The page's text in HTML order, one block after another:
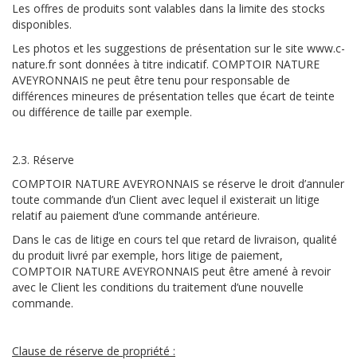
Les offres de produits sont valables dans la limite des stocks
disponibles.
Les photos et les suggestions de présentation sur le site www.c-
nature.fr sont données à titre indicatif. COMPTOIR NATURE
AVEYRONNAIS ne peut être tenu pour responsable de
différences mineures de présentation telles que écart de teinte
ou différence de taille par exemple.
2.3. Réserve
COMPTOIR NATURE AVEYRONNAIS se réserve le droit d’annuler
toute commande d’un Client avec lequel il existerait un litige
relatif au paiement d’une commande antérieure.
Dans le cas de litige en cours tel que retard de livraison, qualité
du produit livré par exemple, hors litige de paiement,
COMPTOIR NATURE AVEYRONNAIS peut être amené à revoir
avec le Client les conditions du traitement d’une nouvelle
commande.
Clause de réserve de propriété :